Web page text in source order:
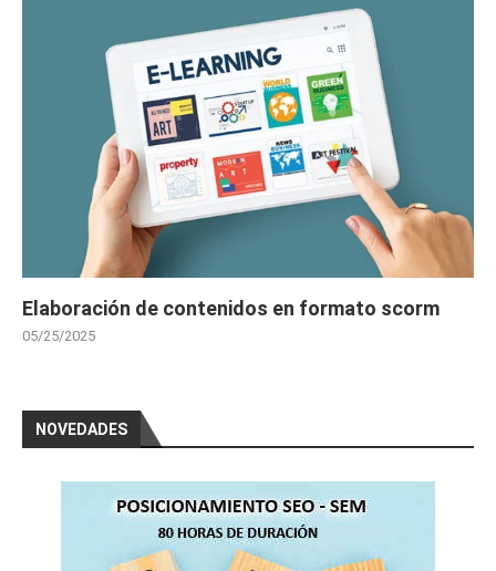
Elaboración de contenidos en formato scorm
05/25/2025
NOVEDADES